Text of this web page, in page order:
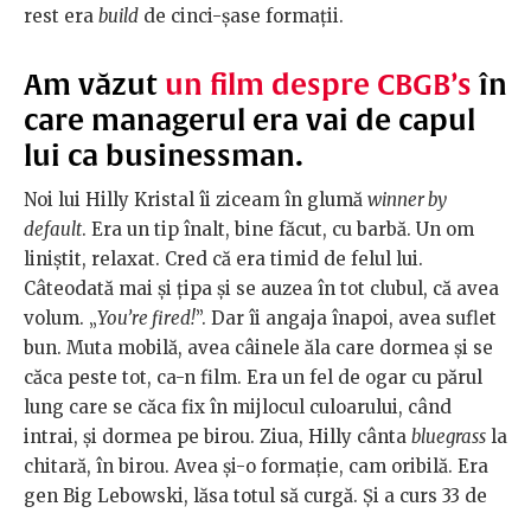
rest era build de cinci-şase formaţii.
Am văzut un film despre CBGB’s în
care managerul era vai de capul
lui ca businessman.
Noi lui Hilly Kristal îi ziceam în glumă winner by
default. Era un tip înalt, bine făcut, cu barbă. Un om
liniştit, relaxat. Cred că era timid de felul lui.
Câteodată mai şi ţipa şi se auzea în tot clubul, că avea
volum. „You’re fired!”. Dar îi angaja înapoi, avea suflet
bun. Muta mobilă, avea câinele ăla care dormea şi se
căca peste tot, ca-n film. Era un fel de ogar cu părul
lung care se căca fix în mijlocul culoarului, când
intrai, şi dormea pe birou. Ziua, Hilly cânta bluegrass la
chitară, în birou. Avea şi-o formaţie, cam oribilă. Era
gen Big Lebowski, lăsa totul să curgă. Și a curs 33 de